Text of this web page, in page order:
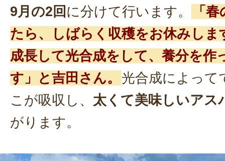
9月の2回 に分けて行います。
「
たら、しばらく収穫をお休みしま
成長して光合成をして、養分を作
す」と吉田さん。 光合成によって
こが吸収し、 太くて美味しいアス
がります。